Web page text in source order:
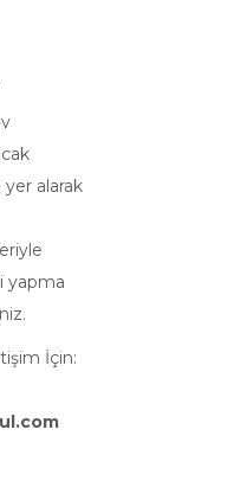
alarak
yapma
İçin: